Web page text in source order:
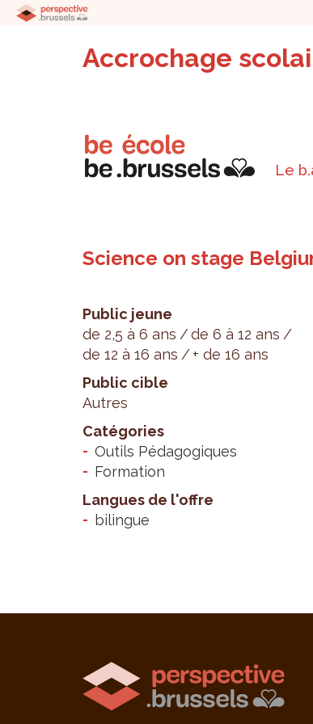
Accrochage
Le
Science on stage
Public jeune
de 2,5 à 6 ans
de 6 à 12 ans
de 12 à 16 ans
+ de 16 ans
Public cible
Autres
Catégories
Outils Pédagogiques
Formation
Langues de l'offre
bilingue